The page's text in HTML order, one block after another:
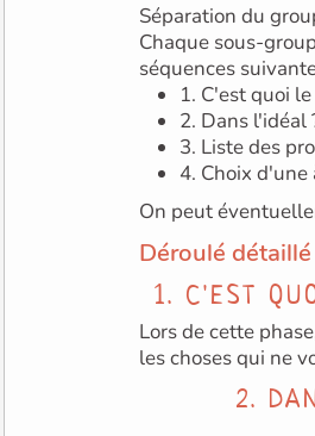
Séparation du
Chaque sous-
séquences
1. C'est quoi
2. Dans l'idéal
3. Liste des
4. Choix
On peut
Déroulé détaillé
1. C'EST
Lors de cette
les choses qui ne
2.